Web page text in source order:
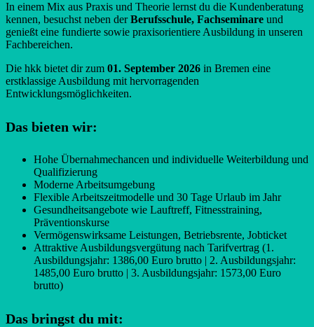
In einem Mix aus Praxis und Theorie lernst du die Kundenberatung
kennen, besuchst neben derBerufsschule, Fachseminare und
genießt eine fundierte sowie praxisorientiere Ausbildung in unseren
Fachbereichen.
Die hkk bietet dir zum 01. September 2026 in Bremen eine
erstklassige Ausbildung mit hervorragenden
Entwicklungsmöglichkeiten.
Das bieten wir:
Hohe Übernahmechancen und individuelle Weiterbildung und
Qualifizierung
Moderne Arbeitsumgebung
Flexible Arbeitszeitmodelle und 30 Tage Urlaub im Jahr
Gesundheitsangebote wie Lauftreff, Fitnesstraining,
Präventionskurse
Vermögenswirksame Leistungen, Betriebsrente, Jobticket
Attraktive Ausbildungsvergütung nach Tarifvertrag (1.
Ausbildungsjahr: 1386,00 Euro brutto | 2. Ausbildungsjahr:
1485,00 Euro brutto | 3. Ausbildungsjahr: 1573,00 Euro
brutto)
Das bringst du mit: